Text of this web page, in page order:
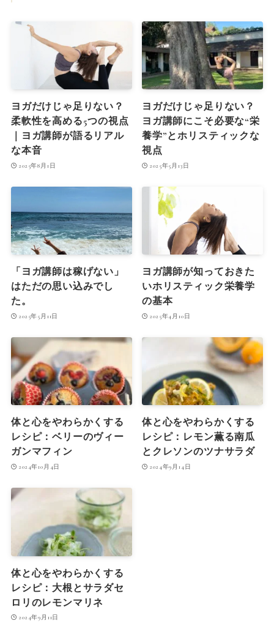
ヨガだけじゃ足りない？
柔軟性を高める5つの視点
｜ヨガ講師が語るリアル
な本音
2025年8月1日
ヨガだけじゃ足りない？
ヨガ講師にこそ必要な“栄
養学”とホリスティックな
視点
2025年5月13日
「ヨガ講師は稼げない」
はただの思い込みでし
た。
2025年5月11日
ヨガ講師が知っておきた
いホリスティック栄養学
の基本
2025年4月10日
体と心をやわらかくする
レシピ：ベリーのヴィー
ガンマフィン
2024年10月4日
体と心をやわらかくする
レシピ：レモン薫る南瓜
とクレソンのツナサラダ
2024年9月14日
体と心をやわらかくする
レシピ：大根とサラダセ
ロリのレモンマリネ
2024年9月11日